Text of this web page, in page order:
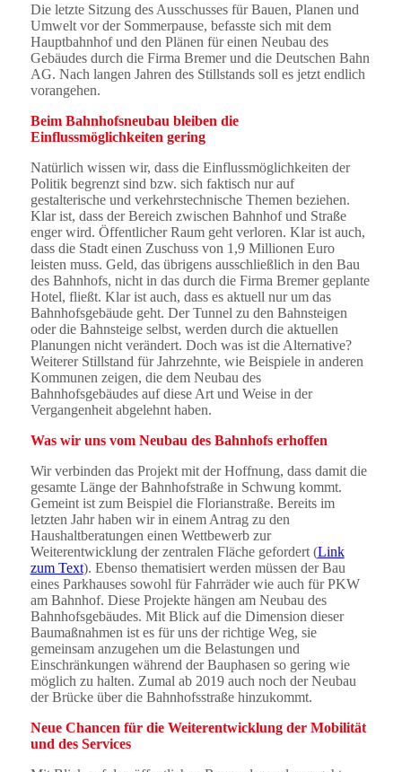
Die letzte Sitzung des Ausschusses für Bauen, Planen und
Umwelt vor der Sommerpause, befasste sich mit dem
Hauptbahnhof und den Plänen für einen Neubau des
Gebäudes durch die Firma Bremer und die Deutschen Bahn
AG. Nach langen Jahren des Stillstands soll es jetzt endlich
vorangehen.
Beim Bahnhofsneubau bleiben die
Einflussmöglichkeiten gering
Natürlich wissen wir, dass die Einflussmöglichkeiten der
Politik begrenzt sind bzw. sich faktisch nur auf
gestalterische und verkehrstechnische Themen beziehen.
Klar ist, dass der Bereich zwischen Bahnhof und Straße
enger wird. Öffentlicher Raum geht verloren. Klar ist auch,
dass die Stadt einen Zuschuss von 1,9 Millionen Euro
leisten muss. Geld, das übrigens ausschließlich in den Bau
des Bahnhofs, nicht in das durch die Firma Bremer geplante
Hotel, fließt. Klar ist auch, dass es aktuell nur um das
Bahnhofsgebäude geht. Der Tunnel zu den Bahnsteigen
oder die Bahnsteige selbst, werden durch die aktuellen
Planungen nicht verändert. Doch was ist die Alternative?
Weiterer Stillstand für Jahrzehnte, wie Beispiele in anderen
Kommunen zeigen, die dem Neubau des
Bahnhofsgebäudes auf diese Art und Weise in der
Vergangenheit abgelehnt haben.
Was wir uns vom Neubau des Bahnhofs erhoffen
Wir verbinden das Projekt mit der Hoffnung, dass damit die
gesamte Länge der Bahnhofstraße in Schwung kommt.
Gemeint ist zum Beispiel die Florianstraße. Bereits im
letzten Jahr haben wir in einem Antrag zu den
Haushaltberatungen einen Wettbewerb zur
Weiterentwicklung der zentralen Fläche gefordert (Link
zum Text). Ebenso thematisiert werden müssen der Bau
eines Parkhauses sowohl für Fahrräder wie auch für PKW
am Bahnhof. Diese Projekte hängen am Neubau des
Bahnhofsgebäudes. Mit Blick auf die Dimension dieser
Baumaßnahmen ist es für uns der richtige Weg, sie
gemeinsam anzugehen um die Belastungen und
Einschränkungen während der Bauphasen so gering wie
möglich zu halten. Zumal ab 2019 auch noch der Neubau
der Brücke über die Bahnhofsstraße hinzukommt.
Neue Chancen für die Weiterentwicklung der Mobilität
und des Services